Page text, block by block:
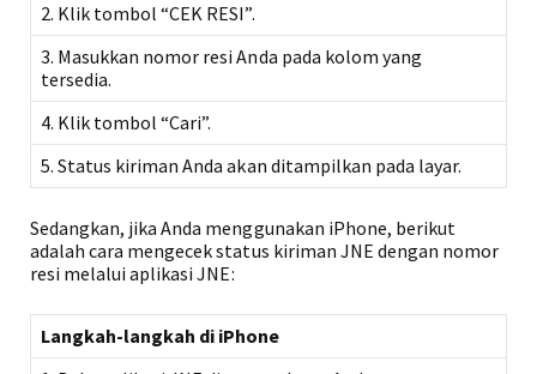
2. Klik tombol “CEK RESI”.
3. Masukkan nomor resi Anda pada kolom yang
tersedia.
4. Klik tombol “Cari”.
5. Status kiriman Anda akan ditampilkan pada layar.
Sedangkan, jika Anda menggunakan iPhone, berikut
adalah cara mengecek status kiriman JNE dengan nomor
resi melalui aplikasi JNE:
Langkah-langkah di iPhone